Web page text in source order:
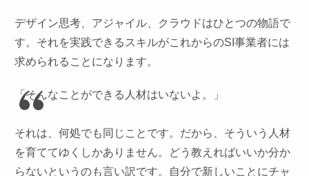
デザイン思考、アジャイル、クラウドはひとつの物語で
す。それを実践できるスキルがこれからのSI事業者には
求められることになります。
「そんなことができる人材はいないよ。」
それは、何処でも同じことです。だから、そういう人材
を育ててゆくしかありません。どう教えればいいか分か
らないというのも言い訳です。自分で新しいことにチャ